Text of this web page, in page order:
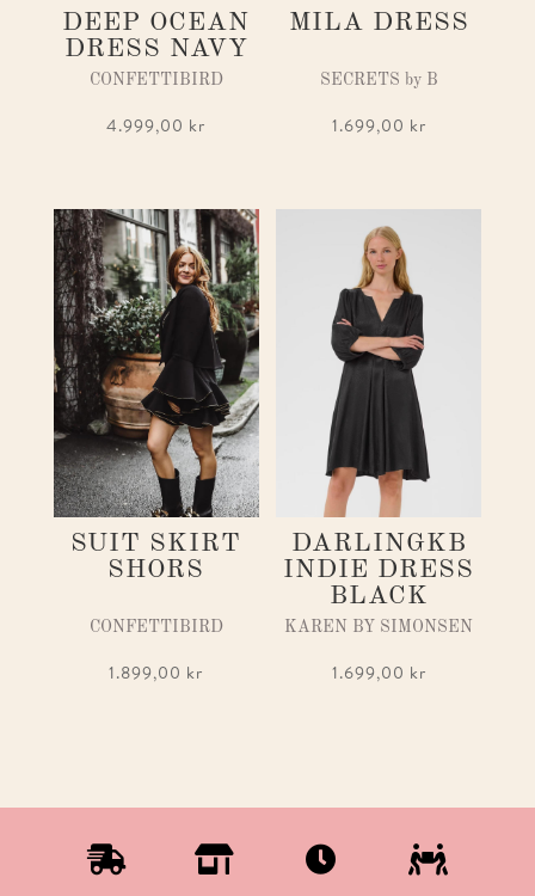
DEEP OCEAN
DRESS NAVY
CONFETTIBIRD
4.999,00 kr
MILA DRESS
SECRETS by B
1.699,00 kr
SUIT SKIRT
SHORS
CONFETTIBIRD
1.899,00 kr
DARLINGKB
INDIE DRESS
BLACK
KAREN BY SIMONSEN
1.699,00 kr
   